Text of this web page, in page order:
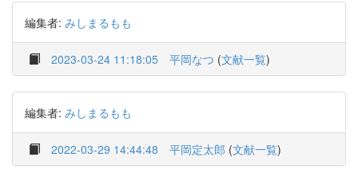
編集者: みしまるもも
2023-03-24 11:18:05 平岡なつ (文献一覧)
編集者: みしまるもも
2022-03-29 14:44:48 平岡定太郎 (文献一覧)